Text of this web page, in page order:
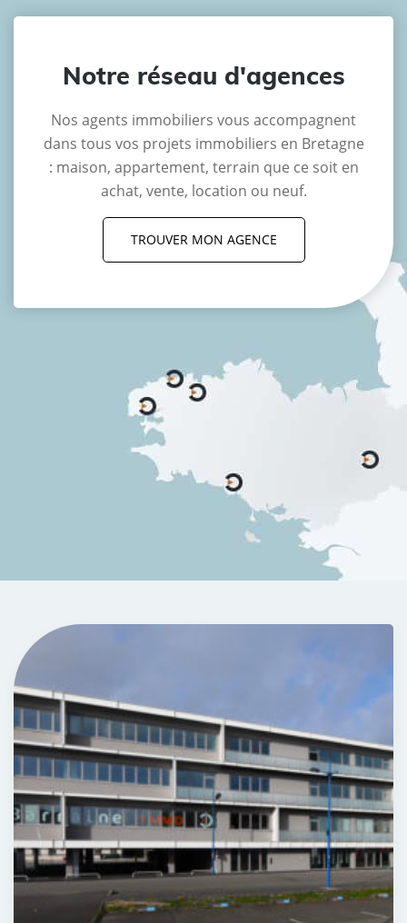
Notre réseau d'agences
Nos agents immobiliers vous accompagnent
dans tous vos projets immobiliers en Bretagne
: maison, appartement, terrain que ce soit en
achat, vente, location ou neuf.
TROUVER MON AGENCE